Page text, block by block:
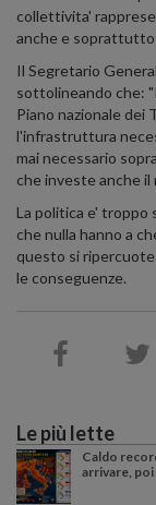
collettivita'
anche e soprattutto
Il Segretario
sottolineando che:
Piano nazionale dei
l'infrastruttura
mai necessario
che investe anche il
La politica e' troppo
che nulla hanno a
questo si
le conseguenze.
Le più lette
Caldo
arrivare,